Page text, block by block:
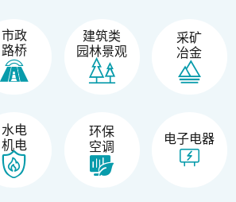
市政
路桥
建筑类
园林景观
采矿
冶金
水电
机电
环保
空调
电子电器